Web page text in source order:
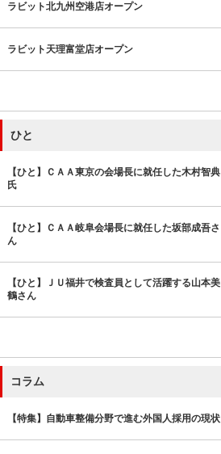
ラビット北九州空港店オープン
ラビット天理富堂店オープン
ひと
【ひと】ＣＡＡ東京の会場長に就任した木村智典
氏
【ひと】ＣＡＡ岐阜会場長に就任した坂部成吾さ
ん
【ひと】ＪＵ福井で検査員として活躍する山本美
鶴さん
コラム
【特集】自動車整備分野で進む外国人採用の現状